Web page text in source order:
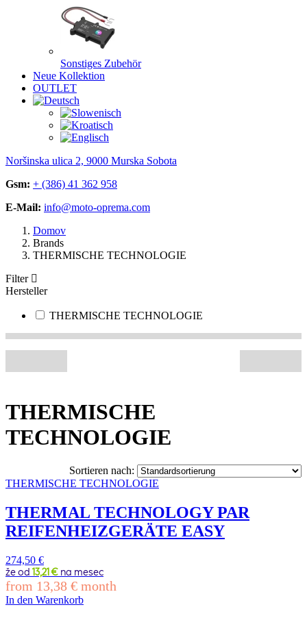
Sonstiges Zubehör
Neue Kollektion
OUTLET
Noršinska ulica 2, 9000 Murska Sobota
Gsm: + (386) 41 362 958
E-Mail: info@moto-oprema.com
Domov
Brands
THERMISCHE TECHNOLOGIE
Filter
Hersteller
THERMISCHE TECHNOLOGIE
THERMISCHE
TECHNOLOGIE
Sortieren nach:
THERMISCHE TECHNOLOGIE
THERMAL TECHNOLOGY PAR
REIFENHEIZGERÄTE EASY
274,50 €
že od 13,21 € na mesec
from 13,38 € month
In den Warenkorb